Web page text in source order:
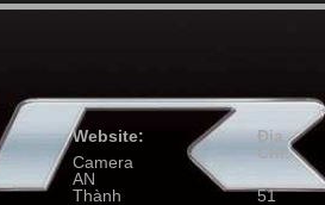
Website:
Camera
AN
Thành
Địa
Chỉ:
51